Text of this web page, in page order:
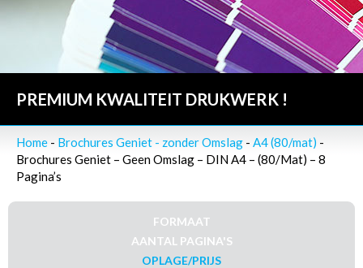
PREMIUM KWALITEIT DRUKWERK !
Home - Brochures Geniet - zonder Omslag - A4 (80/mat) -
Brochures Geniet – Geen Omslag – DIN A4 – (80/Mat) – 8
Pagina’s
FORMAAT
AANTAL PAGINA'S
OPLAGE/PRIJS